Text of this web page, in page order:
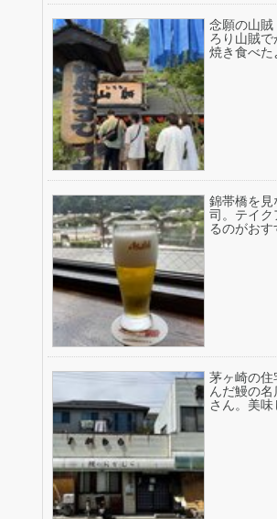
念願の山賊
ろり山賊
焼き食べた
錦帯橋を見
司。テイク
るのがおす
茅ヶ崎の住
んだ鰻の
さん。美味